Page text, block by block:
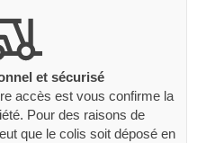
et sécurisé
accès est vous confirme la
Pour des raisons de
que le colis soit déposé en